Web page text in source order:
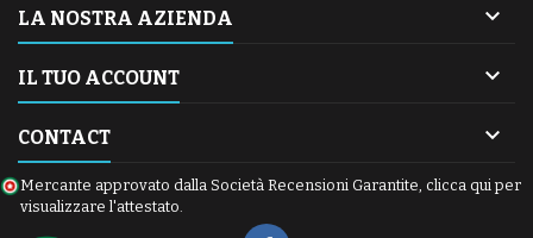
LA NOSTRA AZIENDA 
IL TUO ACCOUNT 
CONTACT 
Mercante approvato dalla Società Recensioni Garantite, clicca qui per
visualizzare l'attestato